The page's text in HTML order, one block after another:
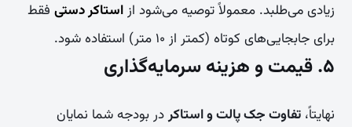
زیادی می‌طلبد. معمولاً توصیه می‌شود ازاستاکر دستی فقط
برای جابجایی‌های کوتاه (کمتر از ۱۰ متر) استفاده شود.
۵. قیمت و هزینه سرمایه‌گذاری
نهایتاً،تفاوت جک پالت و استاکردر بودجه شما نمایان